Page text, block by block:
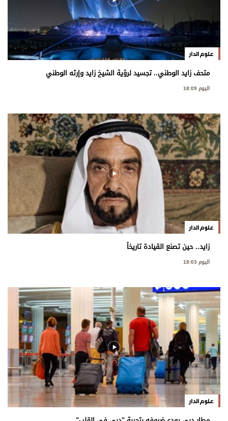
علوم الدار
متحف زايد الوطني.. تجسيد لرؤية الشيخ زايد وإرثه الوطني
اليوم 18:09
علوم الدار
زايد.. حين تصنع القيادة تاريخاً
اليوم 18:03
علوم الدار